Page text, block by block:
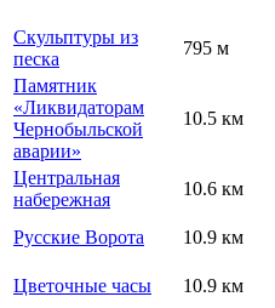
Скульптуры из
песка
795 м
Памятник
«Ликвидаторам
Чернобыльской
аварии»
10.5 км
Центральная
набережная
10.6 км
Русские Ворота 10.9 км
Цветочные часы 10.9 км